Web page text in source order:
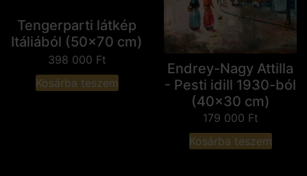
Tengerparti látkép
Itáliából (50x70 cm)
398 000 Ft
Kosárba teszem
Endrey-Nagy Attilla
- Pesti idill 1930-ból
(40x30 cm)
179 000 Ft
Kosárba teszem